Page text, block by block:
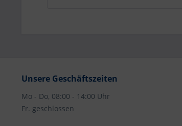
Unsere Geschäftszeiten
Mo - Do, 08:00 - 14:00 Uhr
Fr. geschlossen